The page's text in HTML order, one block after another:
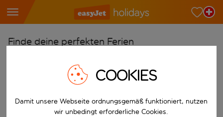
Finde deine perfekten Ferien
Wähle deine Flughäfen
Reiseziele finden
Nach
COOKIES
Damit unsere Webseite ordnungsgemäß funktioniert, nutzen
wir unbedingt erforderliche Cookies.